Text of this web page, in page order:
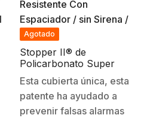
Esto puede incluir el…
Agotado
Stopper II® de
Policarbonato Super
Resistente Con
Espaciador / sin Sirena /
Español
Esta cubierta única, esta
patente ha ayudado a
prevenir falsas alarmas